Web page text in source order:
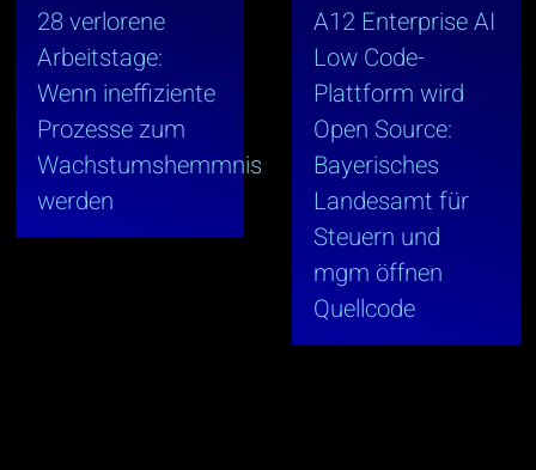
28 verlorene
Arbeitstage:
Wenn ineffiziente
Prozesse zum
Wachstumshemmnis
werden
A12 Enterprise AI
Low Code-
Plattform wird
Open Source:
Bayerisches
Landesamt für
Steuern und
mgm öffnen
Quellcode